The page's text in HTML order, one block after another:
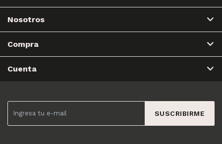
SUSCRIBIRME
Nosotros
Compra
Cuenta